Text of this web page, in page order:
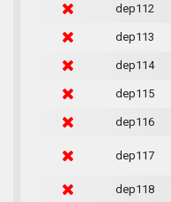
dep112
dep113
dep114
dep115
dep116
dep117
dep118